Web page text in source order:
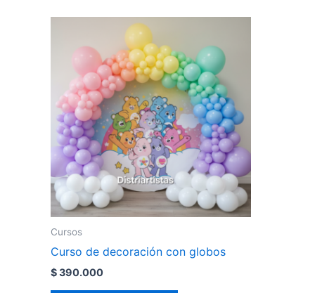
Cursos
Curso de decoración con globos
$390.000